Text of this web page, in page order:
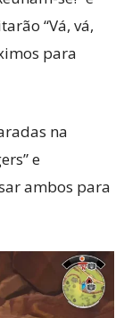
“Vá, vá,
para
na
e
ambos ​​para